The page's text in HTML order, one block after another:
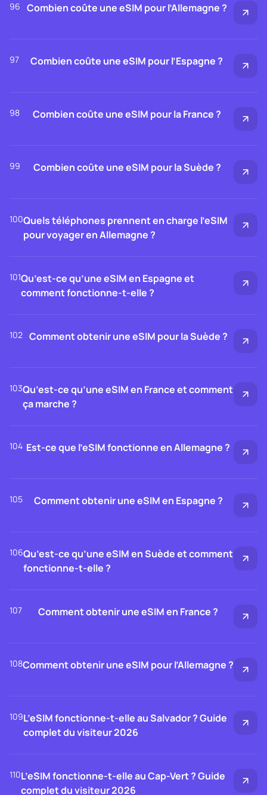
96 Combien coûte une eSIM pour l’Allemagne ?
97 Combien coûte une eSIM pour l’Espagne ?
98 Combien coûte une eSIM pour la France ?
99 Combien coûte une eSIM pour la Suède ?
100Quels téléphones prennent en charge l’eSIM
pour voyager en Allemagne ?
101Qu’est-ce qu’une eSIM en Espagne et
comment fonctionne-t-elle ?
102 Comment obtenir une eSIM pour la Suède ?
103Qu’est-ce qu’une eSIM en France et comment
ça marche ?
104 Est-ce que l’eSIM fonctionne en Allemagne ?
105 Comment obtenir une eSIM en Espagne ?
106Qu’est-ce qu’une eSIM en Suède et comment
fonctionne-t-elle ?
107 Comment obtenir une eSIM en France ?
108Comment obtenir une eSIM pour l’Allemagne ?
109L’eSIM fonctionne-t-elle au Salvador ? Guide
complet du visiteur 2026
110L’eSIM fonctionne-t-elle au Cap-Vert ? Guide
complet du visiteur 2026